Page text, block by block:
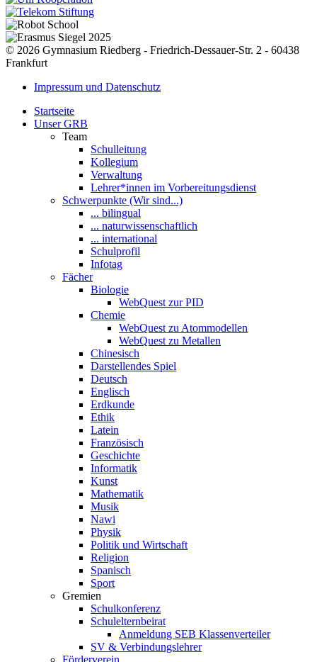
© 2026 Gymnasium Riedberg - Friedrich-Dessauer-Str. 2 - 60438
Frankfurt
Impressum und Datenschutz
Startseite
Unser GRB
Team
Schulleitung
Kollegium
Verwaltung
Lehrer*innen im Vorbereitungsdienst
Schwerpunkte (Wir sind...)
... bilingual
... naturwissenschaftlich
... international
Schulprofil
Infotag
Fächer
Biologie
WebQuest zur PID
Chemie
WebQuest zu Atommodellen
WebQuest zu Metallen
Chinesisch
Darstellendes Spiel
Deutsch
Englisch
Erdkunde
Ethik
Latein
Französisch
Geschichte
Informatik
Kunst
Mathematik
Musik
Nawi
Physik
Politik und Wirtschaft
Religion
Spanisch
Sport
Gremien
Schulkonferenz
Schulelternbeirat
Anmeldung SEB Klassenverteiler
SV & Verbindungslehrer